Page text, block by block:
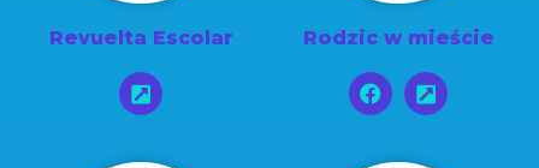
Revuelta Escolar Rodzic w mieście